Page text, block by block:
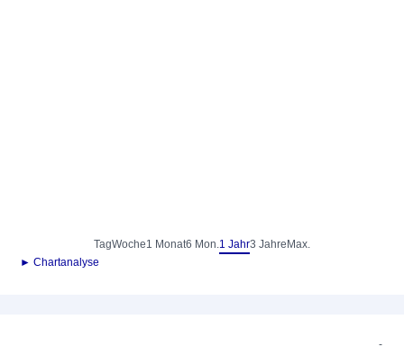
TagWoche1 Monat6 Mon.1 Jahr3 Jahre Max.
► Chartanalyse
-